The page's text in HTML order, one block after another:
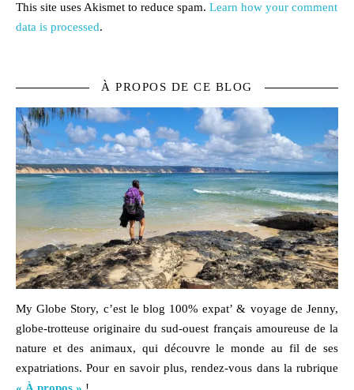
This site uses Akismet to reduce spam. Learn how your comment
data is processed.
À PROPOS DE CE BLOG
My Globe Story, c’est le blog 100% expat’ & voyage de Jenny,
globe-trotteuse originaire du sud-ouest français amoureuse de la
nature et desanimaux, qui découvre le monde au fil de ses
expatriations. Pour en savoir plus, rendez-vous dans la rubrique